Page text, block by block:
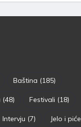
Baština (185)
(48) Festivali (18)
Intervju (7) Jelo i piće